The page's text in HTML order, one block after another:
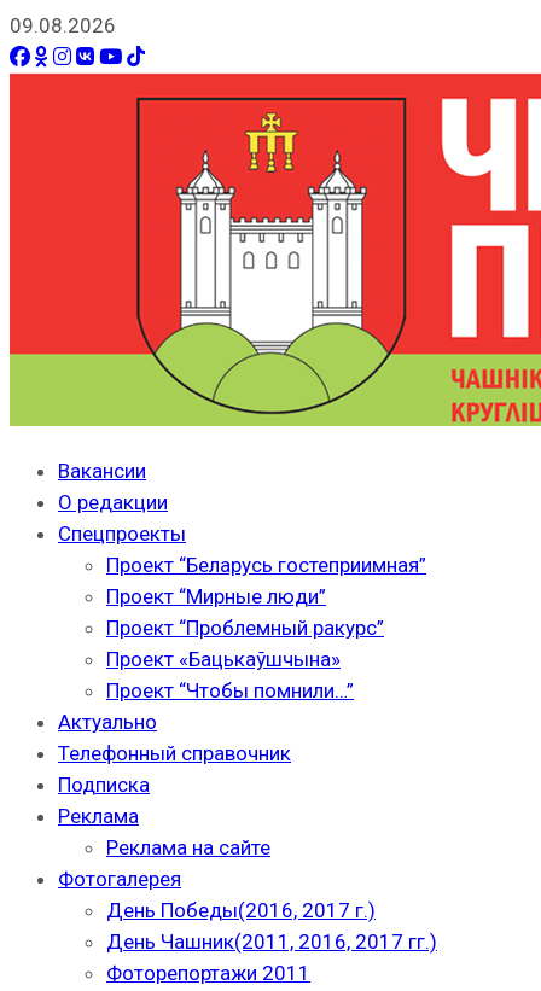
09.08.2026
Вакансии
О редакции
Спецпроекты
Проект “Беларусь гостеприимная”
Проект “Мирные люди”
Проект “Проблемный ракурс”
Проект «Бацькаўшчына»
Проект “Чтобы помнили…”
Актуально
Телефонный справочник
Подписка
Реклама
Реклама на сайте
Фотогалерея
День Победы(2016, 2017 г.)
День Чашник(2011, 2016, 2017 гг.)
Фоторепортажи 2011